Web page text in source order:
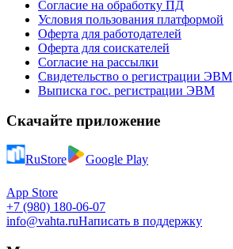
Согласие на обработку ПД
Условия пользования платформой
Оферта для работодателей
Оферта для соискателей
Согласие на рассылки
Свидетельство о регистрации ЭВМ
Выписка гос. регистрации ЭВМ
Скачайте приложение
RuStore Google Play
App Store
+7 (980) 180-06-07
info@vahta.ruНаписать в поддержку